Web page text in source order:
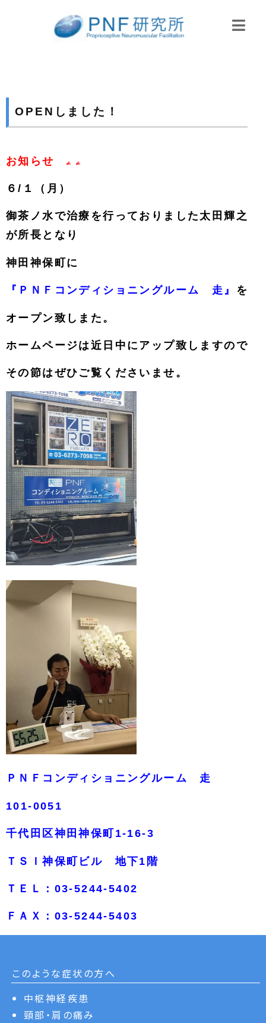
OPENしました！
お知らせ
６/１（月）
御茶ノ水で治療を行っておりました太田輝之
が所長となり
神田神保町に
『ＰＮＦコンディショニングルーム 走』 を
オープン致しまた。
ホームページは近日中にアップ致しますので
その節はぜひご覧くださいませ。
ＰＮＦコンディショニングルーム 走
101-0051
千代田区神田神保町1-16-3
ＴＳＩ神保町ビル 地下1階
ＴＥＬ：03-5244-5402
ＦＡＸ：03-5244-5403
このような症状の方へ
中枢神経疾患
頸部・肩の痛み